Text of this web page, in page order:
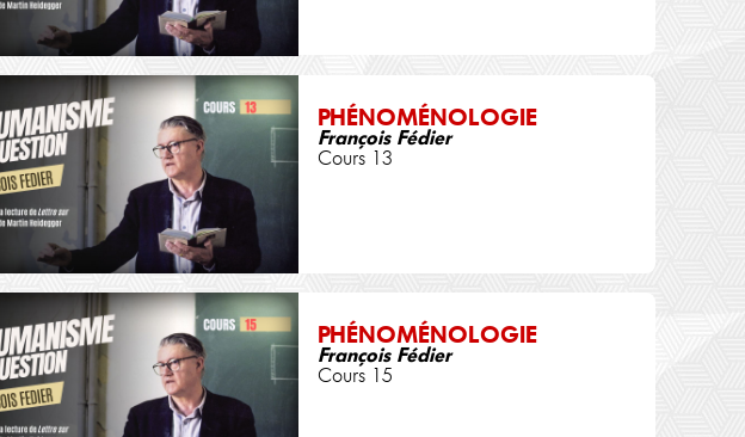
PHÉNOMÉNOLOGIE
François Fédier
Cours 13
PHÉNOMÉNOLOGIE
François Fédier
Cours 15